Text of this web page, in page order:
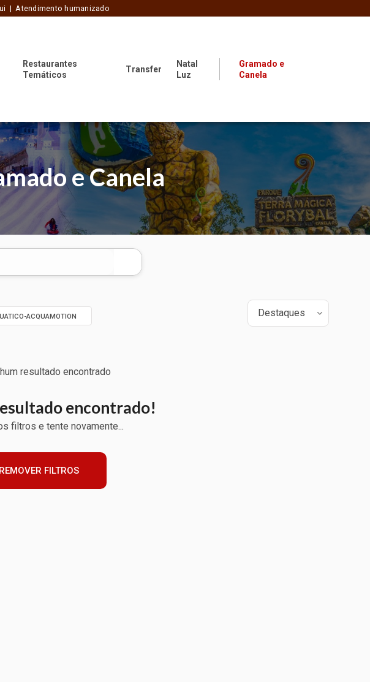
| Atendimento humanizado
Restaurantes
Temáticos
Transfer
Natal
Luz
Gramado e
Canela
e Canela
ACQUAMOTION
encontrado!
filtros e tente novamente...
REMOVER FILTROS